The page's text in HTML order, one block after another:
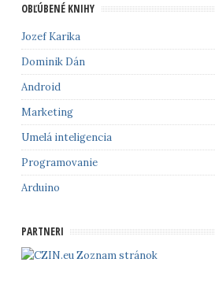
OBĽÚBENÉ KNIHY
Jozef Karika
Dominik Dán
Android
Marketing
Umelá inteligencia
Programovanie
Arduino
PARTNERI
Zoznam stránok